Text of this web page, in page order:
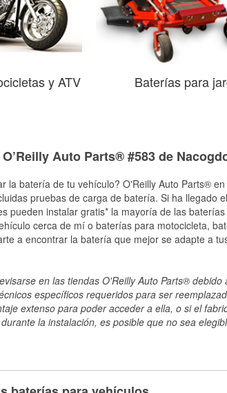
y ATV Baterías para
Auto Parts® #583 de
la batería de tu vehículo? O'Reilly Auto Parts®
pruebas de carga de batería. Si ha llegado
pueden instalar gratis* la mayoría de las
cerca de mí o baterías para motocicleta,
a encontrar la batería que mejor se adapte a
en las tiendas O'Reilly Auto Parts® debido
específicos requeridos para ser
extenso para poder acceder a ella, o si el
la instalación, es posible que no sea